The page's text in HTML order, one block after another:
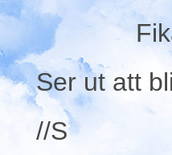
Ser ut att
//S